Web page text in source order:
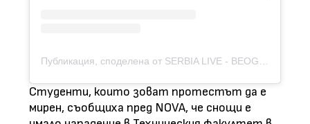
Студенти, които зоват протестът да е
мирен, съобщиха пред NOVA, че снощи е